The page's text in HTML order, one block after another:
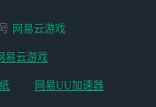
网易云游戏
易云游戏
网易UU加速器